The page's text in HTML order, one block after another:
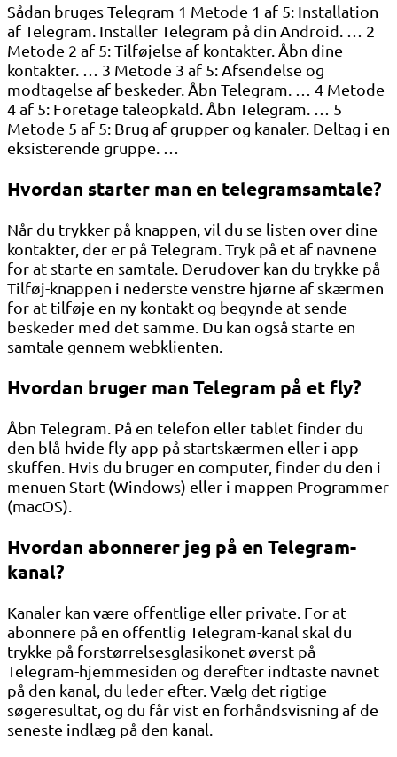
Sådan bruges Telegram 1 Metode 1 af 5: Installation
af Telegram. Installer Telegram på din Android. … 2
Metode 2 af 5: Tilføjelse af kontakter. Åbn dine
kontakter. … 3 Metode 3 af 5: Afsendelse og
modtagelse af beskeder. Åbn Telegram. … 4 Metode
4 af 5: Foretage taleopkald. Åbn Telegram. … 5
Metode 5 af 5: Brug af grupper og kanaler. Deltag i en
eksisterende gruppe. …
Hvordan starter man en telegramsamtale?
Når du trykker på knappen, vil du se listen over dine
kontakter, der er på Telegram. Tryk på et af navnene
for at starte en samtale. Derudover kan du trykke på
Tilføj-knappen i nederste venstre hjørne af skærmen
for at tilføje en ny kontakt og begynde at sende
beskeder med det samme. Du kan også starte en
samtale gennem webklienten.
Hvordan bruger man Telegram på et fly?
Åbn Telegram. På en telefon eller tablet finder du
den blå-hvide fly-app på startskærmen eller i app-
skuffen. Hvis du bruger en computer, finder du den i
menuen Start (Windows) eller i mappen Programmer
(macOS).
Hvordan abonnerer jeg på en Telegram-
kanal?
Kanaler kan være offentlige eller private. For at
abonnere på en offentlig Telegram-kanal skal du
trykke på forstørrelsesglasikonet øverst på
Telegram-hjemmesiden og derefter indtaste navnet
på den kanal, du leder efter. Vælg det rigtige
søgeresultat, og du får vist en forhåndsvisning af de
seneste indlæg på den kanal.